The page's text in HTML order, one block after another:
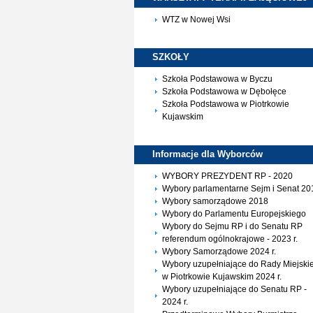
WTZ w Nowej Wsi
SZKOŁY
Szkoła Podstawowa w Byczu
Szkoła Podstawowa w Dębołęce
Szkoła Podstawowa w Piotrkowie
Kujawskim
Informacje dla Wyborców
WYBORY PREZYDENT RP - 2020
Wybory parlamentarne Sejm i Senat
Wybory samorządowe 2018
Wybory do Parlamentu Europejskiego
Wybory do Sejmu RP i do Senatu RP
referendum ogólnokrajowe - 2023 r.
Wybory Samorządowe 2024 r.
Wybory uzupełniające do Rady
w Piotrkowie Kujawskim 2024 r.
Wybory uzupełniające do Senatu RP -
2024 r.